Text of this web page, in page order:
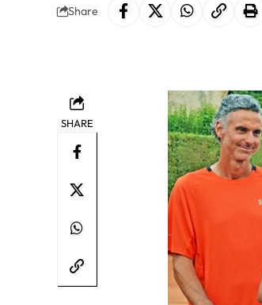
Share
SHARE